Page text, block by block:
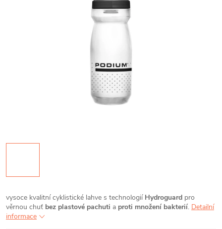
vysoce kvalitní cyklistické lahve s technologií Hydroguard pro
věrnou chuť bez plastové pachuti a proti množení bakterií. Detailní
informace